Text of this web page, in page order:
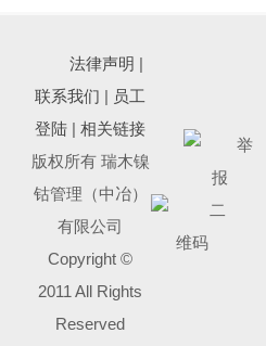
法律声明 |
联系我们 | 员工
登陆 |相关链接
版权所有 瑞木镍
钴管理（中冶）
有限公司
Copyright ©
2011 All Rights
Reserved